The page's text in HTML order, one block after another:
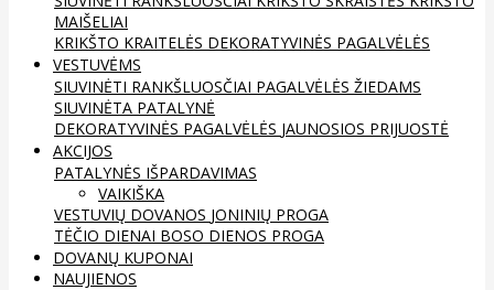
MAIŠELIAI
KRIKŠTO KRAITELĖS DEKORATYVINĖS PAGALVĖLĖS
VESTUVĖMS
SIUVINĖTI RANKŠLUOSČIAI PAGALVĖLĖS ŽIEDAMS
SIUVINĖTA PATALYNĖ
DEKORATYVINĖS PAGALVĖLĖS JAUNOSIOS PRIJUOSTĖ
AKCIJOS
PATALYNĖS IŠPARDAVIMAS
VAIKIŠKA
VESTUVIŲ DOVANOS JONINIŲ PROGA
TĖČIO DIENAI BOSO DIENOS PROGA
DOVANŲ KUPONAI
NAUJIENOS